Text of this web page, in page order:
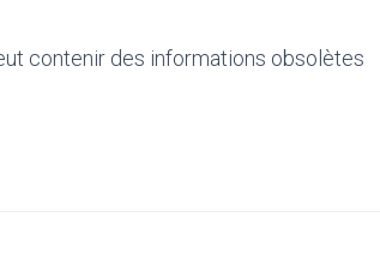
contenir des informations obsolètes